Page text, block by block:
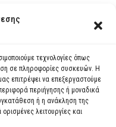
τεχνολογίες όπως
σε πληροφορίες συσκευών. Η
επιτρέψει να επεξεργαστούμε
περιήγησης ή μοναδικά
ή η ανάκληση της
λειτουργίες και